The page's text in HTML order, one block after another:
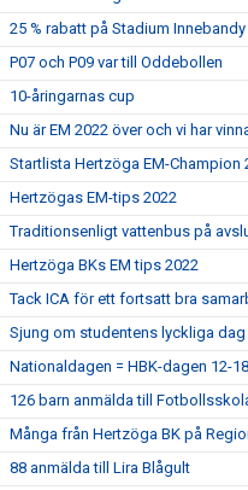
25 % rabatt på Stadium Innebandy
P07 och P09 var till Oddebollen
10-åringarnas cup
Nu är EM 2022 över och vi har
Startlista Hertzöga EM-Champion
Hertzögas EM-tips 2022
Traditionsenligt vattenbus på
Hertzöga BKs EM tips 2022
Tack ICA för ett fortsatt bra
Sjung om studentens lyckliga dag
Nationaldagen = HBK-dagen 12-18
126 barn anmälda till
Många från Hertzöga BK på
88 anmälda till Lira Blågult